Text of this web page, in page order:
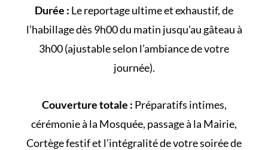
Durée : Le reportage ultime et exhaustif, de
l’habillage dès 9h00 du matin jusqu’au gâteau à
3h00 (ajustable selon l’ambiance de votre
journée).
Couverture totale : Préparatifs intimes,
cérémonie à la Mosquée, passage à la Mairie,
Cortègefestif et l’intégralité de votresoirée de